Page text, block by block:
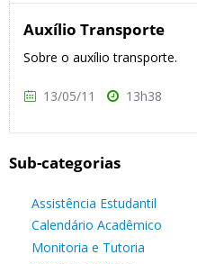
Auxílio Transporte
Sobre o auxílio transporte.
13/05/11 13h38
Sub-categorias
Assistência Estudantil
Calendário Acadêmico
Monitoria e Tutoria